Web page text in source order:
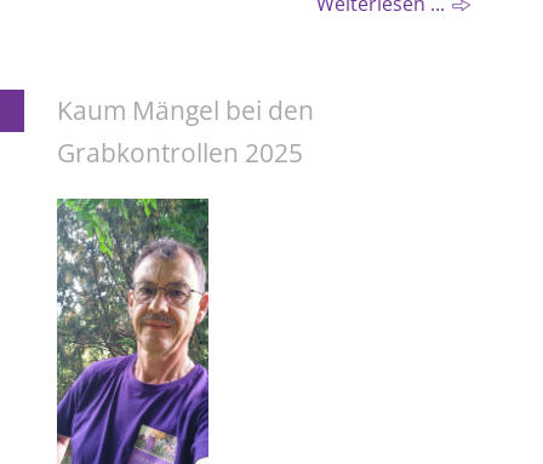
Kaum Mängel bei den
Grabkontrollen 2025